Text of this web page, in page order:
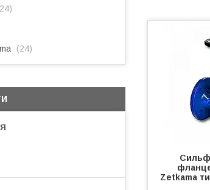
Zetkama
24
24